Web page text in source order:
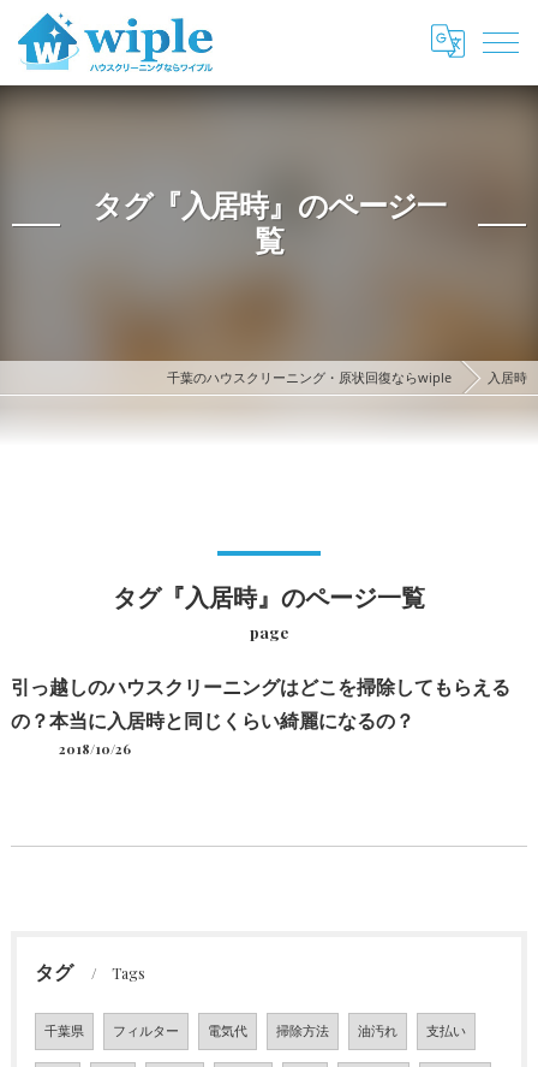
タグ『入居時』のページ一
覧
千葉のハウスクリーニング・原状回復ならwiple 入居時
タグ『入居時』のページ一覧
page
引っ越しのハウスクリーニングはどこを掃除してもらえる
の？本当に入居時と同じくらい綺麗になるの？
2018/10/26
タグ Tags
千葉県 フィルター 電気代 掃除方法 油汚れ 支払い